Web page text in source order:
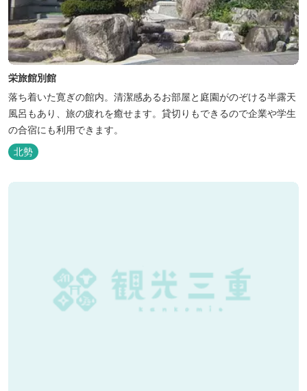
栄旅館別館
落ち着いた寛ぎの館内。清潔感あるお部屋と庭園がのぞける半露天
風呂もあり、旅の疲れを癒せます。貸切りもできるので企業や学生
の合宿にも利用できます。
北勢